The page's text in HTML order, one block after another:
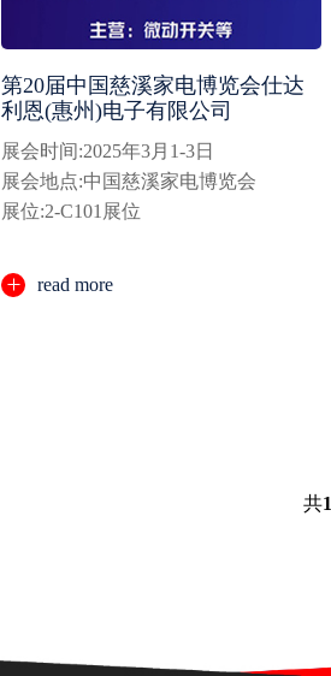
第20届中国慈溪家电博览会仕达
利恩(惠州)电子有限公司
展会时间:2025年3月1-3日
展会地点:中国慈溪家电博览会
展位:2-C101展位
read more
共1